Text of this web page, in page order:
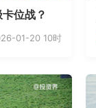
位战？
01-20 10时